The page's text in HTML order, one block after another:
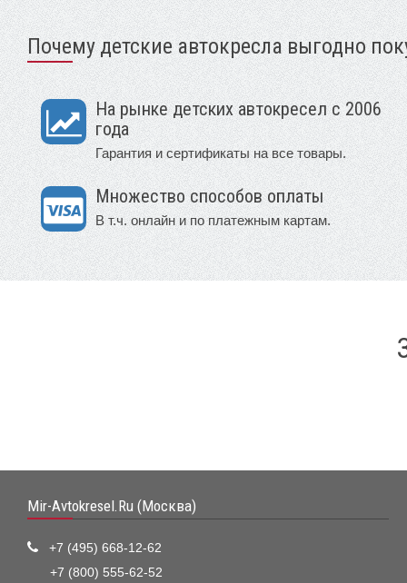
Почему детские автокресла выгодно
На рынке детских автокресел с 2006
года
Гарантия и сертификаты на все товары.
Множество способов оплаты
В т.ч. онлайн и по платежным картам.
Mir-Avtokresel.Ru (Москва)
+7 (495) 668-12-62
+7 (800) 555-62-52